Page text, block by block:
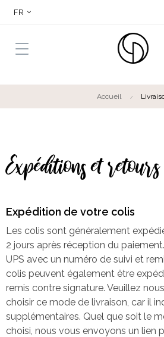
FR
Accueil
Expéditions et retours
Expédition de votre colis
Les colis sont généralement
2 jours après réception du
UPS avec un numéro de suivi et
colis peuvent également être
remis contre signature. Veuillez
choisir ce mode de livraison, car il
supplémentaires. Quel que soit le
choisi, nous vous envoyons un lien